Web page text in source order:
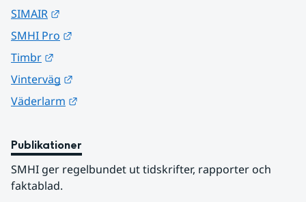
SIMAIR
SMHI Pro
Timbr
Vinterväg
Väderlarm
Publikationer
SMHI ger regelbundet ut tidskrifter, rapporter och
faktablad.